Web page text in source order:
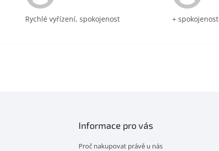
Rychlé vyřízení, spokojenost + spokojenost
Informace pro vás
Proč nakupovat právě u nás